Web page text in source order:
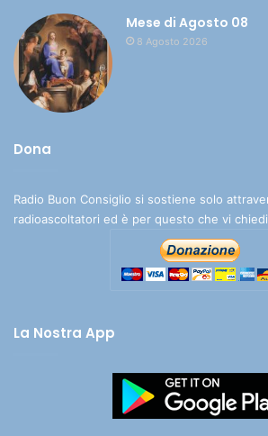
Mese di Agosto 08
8 Agosto 2026
Dona
Radio Buon Consiglio si sostiene solo
radioascoltatori ed è per questo che vi
La Nostra App